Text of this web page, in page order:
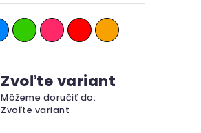
Zvoľte variant
Môžeme doručiť do:
Zvoľte variant